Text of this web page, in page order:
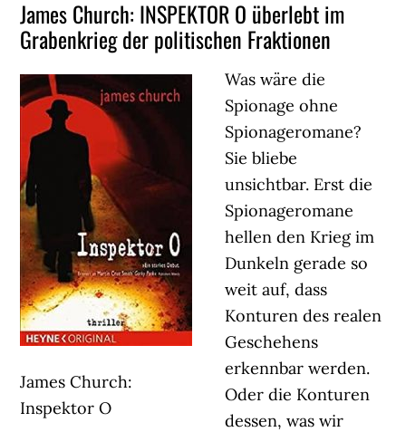
James Church: INSPEKTOR O überlebt im
Grabenkrieg der politischen Fraktionen
James Church:
Inspektor O
Was wäre die
Spionage ohne
Spionageromane?
Sie bliebe
unsichtbar. Erst die
Spionageromane
hellen den Krieg im
Dunkeln gerade so
weit auf, dass
Konturen des realen
Geschehens
erkennbar werden.
Oder die Konturen
dessen, was wir